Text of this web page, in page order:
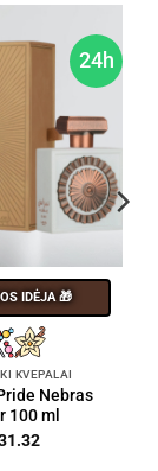
24h
IDĖJA 🎁
KVEPALAI
Nebras
100 ml